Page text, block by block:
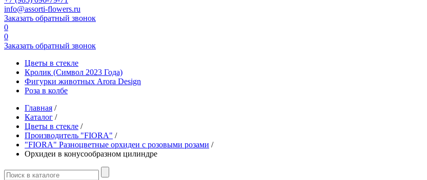
info@assorti-flowers.ru
Заказать обратный звонок
0
0
Заказать обратный звонок
Цветы в стекле
Кролик (Символ 2023 Года)
Фигурки животных Arora Design
Роза в колбе
Главная /
Каталог /
Цветы в стекле /
Производитель "FIORA" /
"FIORA" Разноцветные орхидеи с розовыми розами /
Орхидеи в конусообразном цилиндре